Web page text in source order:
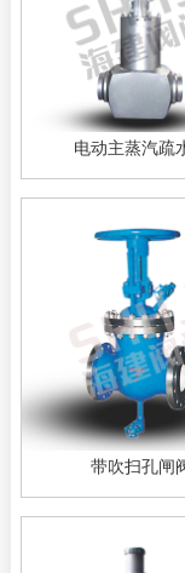
电动主蒸汽疏
带吹扫孔闸